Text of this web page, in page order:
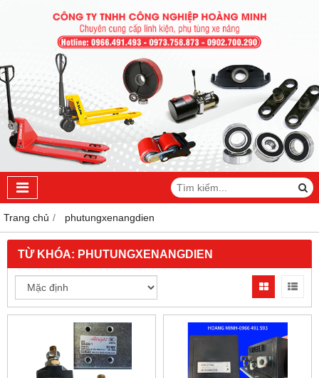
Trang chủ phutungxenangdien
TỪ KHÓA: PHUTUNGXENANGDIEN